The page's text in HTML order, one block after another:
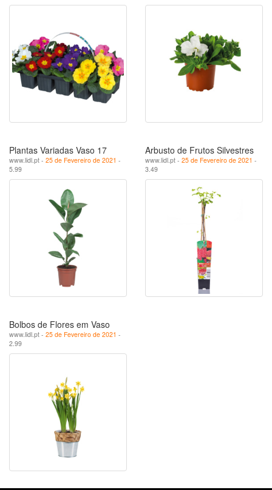
Plantas Variadas Vaso 17
www.lidl.pt - 25 de Fevereiro de 2021 -
5.99
Arbusto de Frutos Silvestres
www.lidl.pt - 25 de Fevereiro de 2021 -
3.49
Bolbos de Flores em Vaso
www.lidl.pt - 25 de Fevereiro de 2021 -
2.99